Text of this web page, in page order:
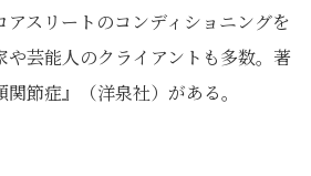
スリートのコンディショニングを
や芸能人のクライアントも多数。著
節症』（洋泉社）がある。